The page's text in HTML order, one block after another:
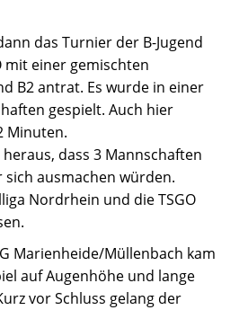
das Turnier der B-Jugend
mit einer gemischten
B2 antrat. Es wurde in einer
gespielt. Auch hier
Minuten.
dass 3 Mannschaften
ausmachen würden.
Nordrhein und die TSGO
Marienheide/Müllenbach kam
auf Augenhöhe und lange
vor Schluss gelang der